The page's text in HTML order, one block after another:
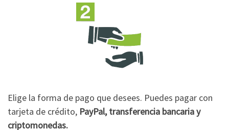
Elige la forma de pago que desees. Puedes pagar con
tarjeta de crédito, PayPal, transferencia bancaria y
criptomonedas.